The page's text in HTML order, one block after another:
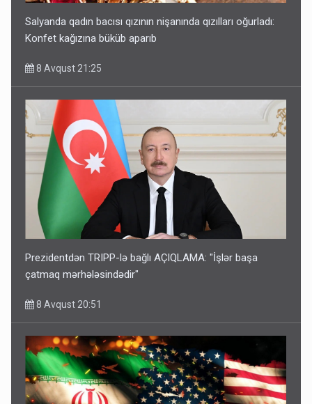
Salyanda qadın bacısı qızının nişanında qızılları oğurladı:
Konfet kağızına büküb aparıb
8 Avqust 21:25
Prezidentdən TRIPP-lə bağlı AÇIQLAMA: "İşlər başa
çatmaq mərhələsindədir"
8 Avqust 20:51